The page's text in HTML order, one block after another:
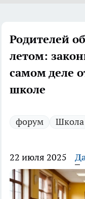
Родителей
летом:
самом деле
школе
форум Школа
22 июля 2025